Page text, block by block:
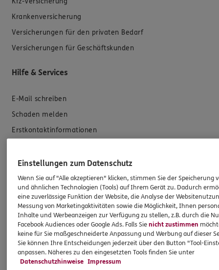
Krankenversicherung
Versicherungen für den privaten Bedarf
Versicherungen für Geschäftskunden
Hilfe & Services
E-Mail schreiben
Schaden melden
Erstkontaktinformationen
Datenverarbeitung
Das könnte Sie auch interessieren
Unsere Agentur
Standorte
Sponsoring
Kooperationspartner
Einstellungen zum Datenschutz
Wenn Sie auf "Alle akzeptieren" klicken, stimmen Sie der Speicherung
und ähnlichen Technologien (Tools) auf Ihrem Gerät zu. Dadurch
eine zuverlässige Funktion der Website, die Analyse der
Messung von Marketingaktivitäten sowie die Möglichkeit, Ihnen
Inhalte und Werbeanzeigen zur Verfügung zu stellen, z.B. durch die
Facebook Audiences oder Google Ads. Falls Sienicht zustimmen
keine für Sie maßgeschneiderte Anpassung und Werbung auf dieser
Sie können Ihre Entscheidungen jederzeit über den Button "Tool-
anpassen. Näheres zu den eingesetzten Tools finden Sie unter
Datenschutzhinweise Impressum